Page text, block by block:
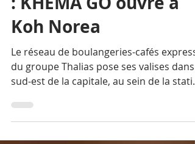
Cambodge & Initiative
: KHEMA GO ouvre à
Koh Norea
Le réseau de boulangeries-cafés express
du groupe Thalias pose ses valises dans